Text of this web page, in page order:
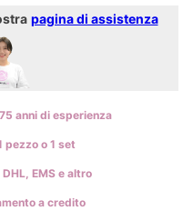
pagina di assistenza
anni di esperienza
pezzo o 1 set
EMS e altro
a credito